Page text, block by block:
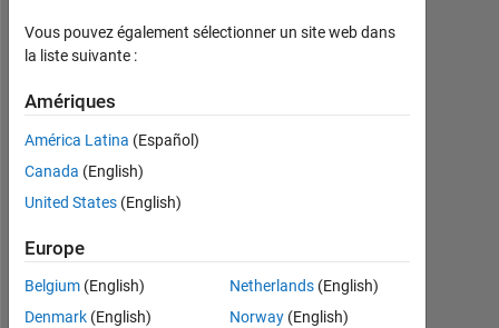
|
Actif
2023
Followers:
0
Vous pouvez également sélectionner un site web dans
la liste suivante :
Amériques
América Latina (Español)
Canada (English)
United States (English)
Europe
Belgium (English)
Denmark (English)
Netherlands(English)
Norway(English)